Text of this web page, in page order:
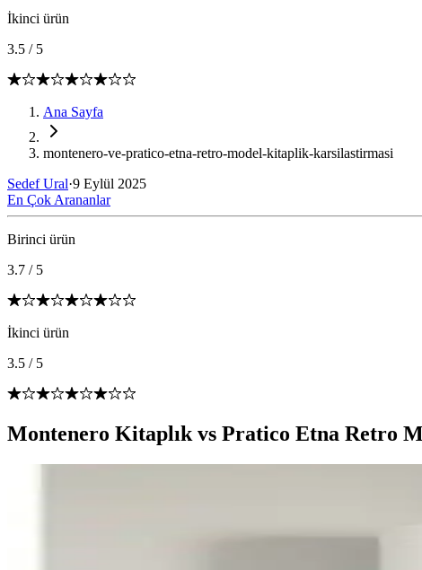
İkinci ürün
3.5 / 5
Ana Sayfa
montenero-ve-pratico-etna-retro-model-kitaplik-karsilastirmasi
Sedef Ural·9 Eylül 2025
En Çok Arananlar
Birinci ürün
3.7 / 5
İkinci ürün
3.5 / 5
Montenero Kitaplık vs Pratico Etna Retro